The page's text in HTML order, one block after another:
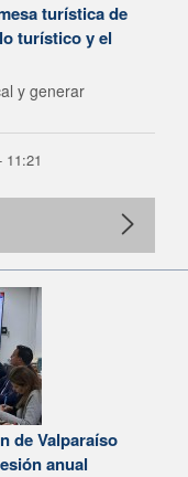
turística de
turístico y el
y generar
11:21
de Valparaíso
anual